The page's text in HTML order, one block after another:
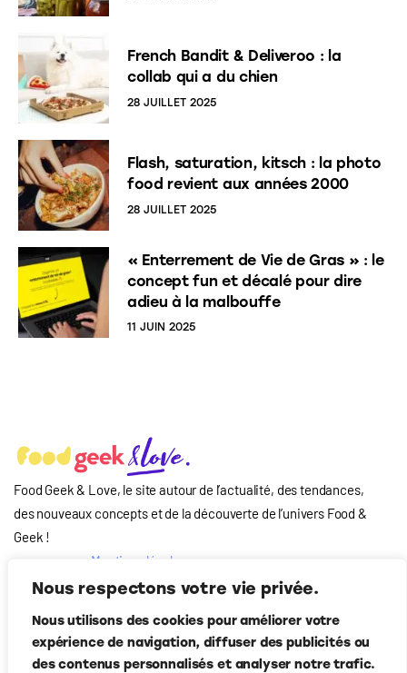
Nous respectons votre vie privée.
Nous utilisons des cookies pour améliorer votre
expérience de navigation, diffuser des publicités ou
des contenus personnalisés et analyser notre trafic.
French Bandit & Deliveroo : la
collab qui a du chien
28 JUILLET 2025
Flash, saturation, kitsch : la photo
food revient aux années 2000
28 JUILLET 2025
« Enterrement de Vie de Gras » : le
concept fun et décalé pour dire
adieu à la malbouffe
11 JUIN 2025
Food Geek & Love, le site autour de l’actualité, des tendances,
des nouveaux concepts et de la découverte de l’univers Food&
Geek !
Mentions légales
Qui-sommes nous
Contact
Suivez-nous